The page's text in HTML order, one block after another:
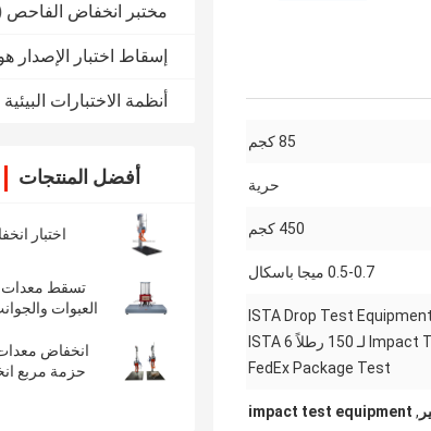
مختبر انخفاض الفاحص
إسقاط اختبار الإصدار
أنظمة الاختبارات البيئية
أفضل المنتجات
اختبار
تسقط معدات
العبوات
انخفاض
حزمة مربع
85 كجم
حرية
450 كجم
0.5-0.7 ميجا باسكال
ISTA Drop Test
Impact Tester لـ 150 رطلاً ISTA 6
FedEx Package Test
,
impact test equipment